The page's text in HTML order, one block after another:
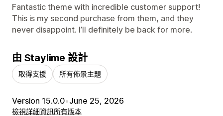
Fantastic theme with incredible customer support!
This is my second purchase from them, and they
never disappoint. I’ll definitely be back for more.
由 Staylime 設計
取得支援 所有佈景主題
Version 15.0.0•June 25, 2026
檢視詳細資訊所有版本